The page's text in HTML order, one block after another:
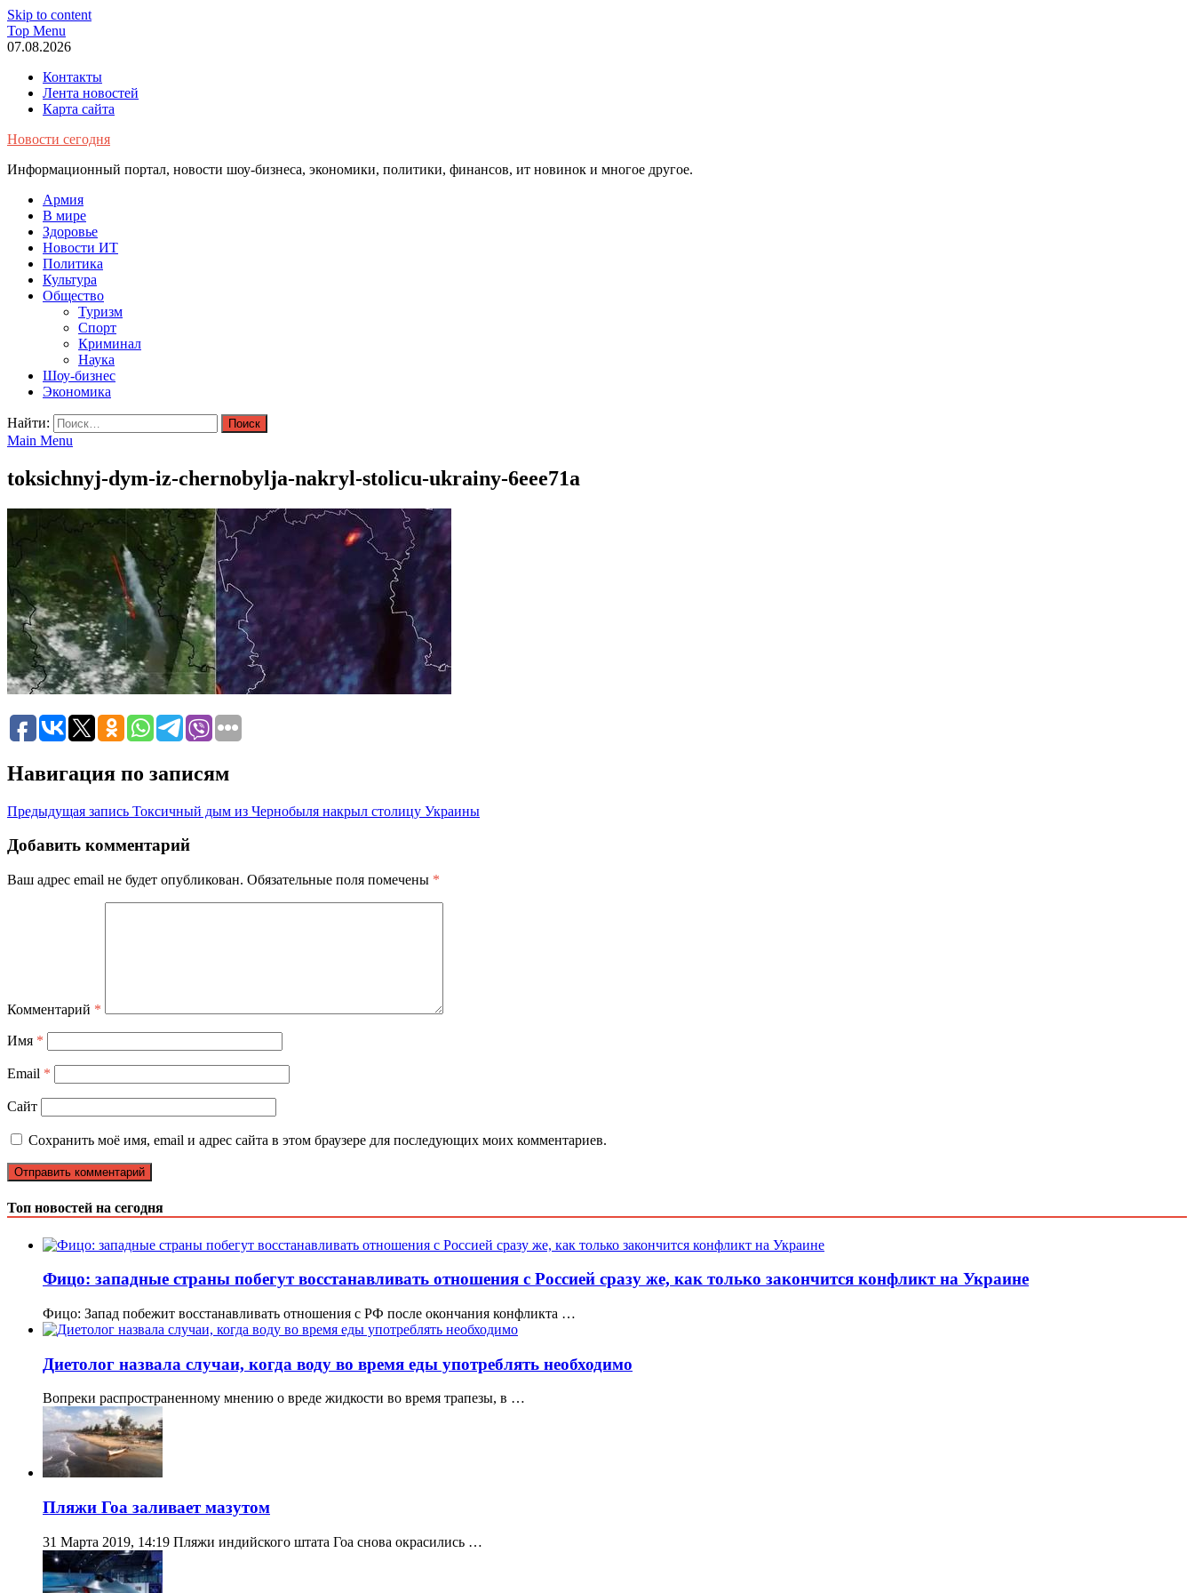
Skip to content
Top Menu
07.08.2026
Контакты
Лента новостей
Карта сайта
Новости сегодня
Информационный портал, новости шоу-бизнеса, экономики, политики, финансов, ит новинок и многое другое.
Армия
В мире
Здоровье
Новости ИТ
Политика
Культура
Общество
Туризм
Спорт
Криминал
Наука
Шоу-бизнес
Экономика
Найти:
Main Menu
toksichnyj-dym-iz-chernobylja-nakryl-stolicu-ukrainy-6eee71a
Навигация по записям
Предыдущая запись Токсичный дым из Чернобыля накрыл столицу Украины
Добавить комментарий
Ваш адрес email не будет опубликован. Обязательные поля помечены *
Комментарий *
Имя *
Email *
Сайт
Сохранить моё имя, email и адрес сайта в этом браузере для последующих моих комментариев.
Топ новостей на сегодня
Фицо: западные страны побегут восстанавливать отношения с Россией сразу же, как только закончится конфликт на Украине
Фицо: Запад побежит восстанавливать отношения с РФ после окончания конфликта …
Диетолог назвала случаи, когда воду во время еды употреблять необходимо
Вопреки распространенному мнению о вреде жидкости во время трапезы, в …
Пляжи Гоа заливает мазутом
31 Марта 2019, 14:19 Пляжи индийского штата Гоа снова окрасились …